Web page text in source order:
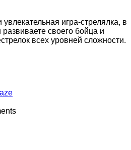
игра-стрелялка, в
своего бойца и
всех уровней сложности.